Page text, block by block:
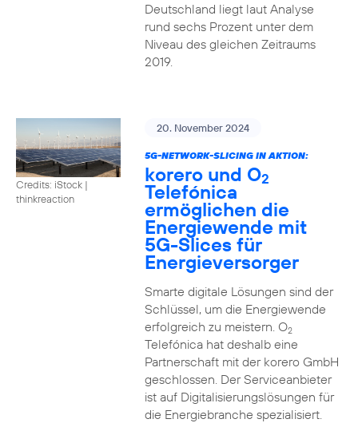
Deutschland liegt laut Analyse
rund sechs Prozent unter dem
Niveau des gleichen Zeitraums
2019.
Credits: iStock |
thinkreaction
20. November 2024
5G-NETWORK-SLICING IN AKTION:
korero und O2
Telefónica
ermöglichen die
Energiewende mit
5G-Slices für
Energieversorger
Smarte digitale Lösungen sind der
Schlüssel, um die Energiewende
erfolgreich zu meistern. O2
Telefónica hat deshalb eine
Partnerschaft mit der korero GmbH
geschlossen. Der Serviceanbieter
ist auf Digitalisierungslösungen für
die Energiebranche spezialisiert.